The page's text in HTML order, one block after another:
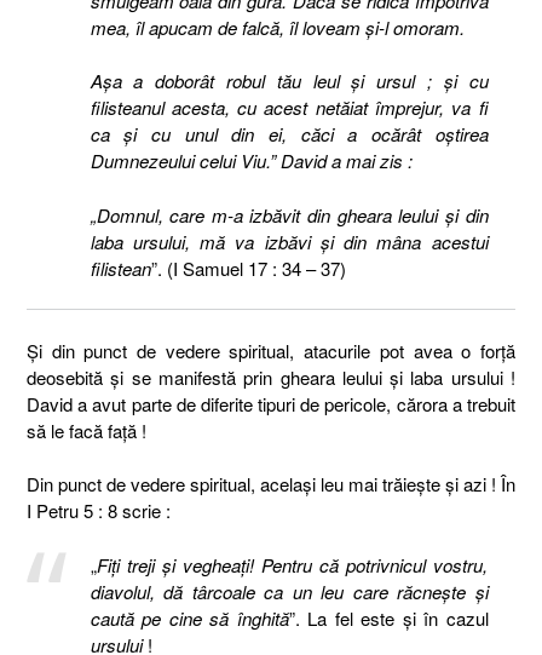
mea, îl apucam de falcă, îl loveam şi-l omoram.
Aşa a doborât robul tău leul şi ursul ; şi cu
filisteanul acesta, cu acest netăiat împrejur, va fi
ca şi cu unul din ei, căci a ocărât oştirea
Dumnezeului celui Viu.” David a mai zis :
„Domnul, care m-a izbăvit din gheara leului şi din
laba ursului, mă va izbăvi şi din mâna acestui
filistean”. (I Samuel 17 : 34 – 37)
Şi din punct de vedere spiritual, atacurile pot avea o forţă
deosebită şi se manifestă prin gheara leului şi laba ursului !
David a avut parte de diferite tipuri de pericole, cărora a trebuit
să le facă faţă !
Din punct de vedere spiritual, acelaşi leu mai trăieşte şi azi ! În
I Petru 5 : 8 scrie :
„Fiţi treji şi vegheaţi! Pentru că potrivnicul vostru,
diavolul, dă târcoale ca un leu care răcneşte şi
caută pe cine să înghită”. La fel este şi în cazul
ursului!